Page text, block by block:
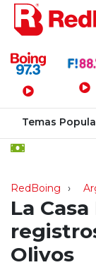
Menú
Temas
RedBoing
La
Olivos